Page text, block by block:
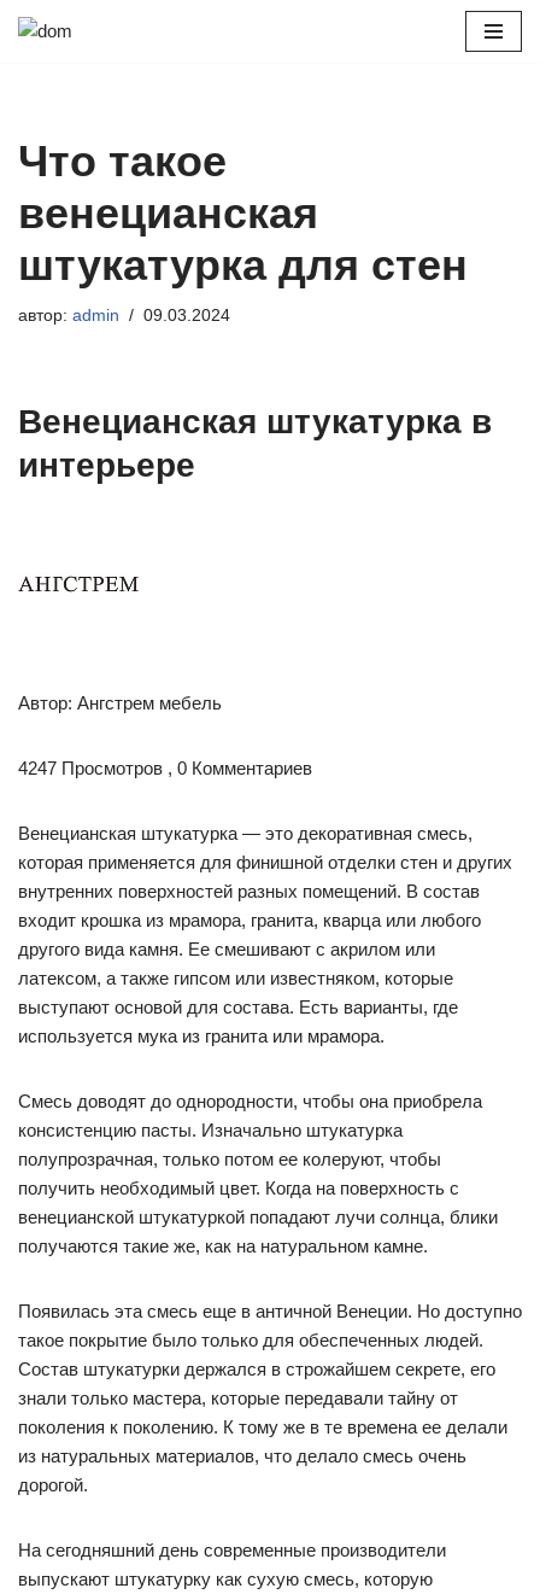
Что такое
венецианская
штукатурка для стен
автор: admin 09.03.2024
Венецианская штукатурка в
интерьере
Автор: Ангстрем мебель
4247 Просмотров , 0 Комментариев
Венецианская штукатурка — это декоративная смесь,
которая применяется для финишной отделки стен и других
внутренних поверхностей разных помещений. В состав
входит крошка из мрамора, гранита, кварца или любого
другого вида камня. Ее смешивают с акрилом или
латексом, а также гипсом или известняком, которые
выступают основой для состава. Есть варианты, где
используется мука из гранита или мрамора.
Смесь доводят до однородности, чтобы она приобрела
консистенцию пасты. Изначально штукатурка
полупрозрачная, только потом ее колеруют, чтобы
получить необходимый цвет. Когда на поверхность с
венецианской штукатуркой попадают лучи солнца, блики
получаются такие же, как на натуральном камне.
Появилась эта смесь еще в античной Венеции. Но доступно
такое покрытие было только для обеспеченных людей.
Состав штукатурки держался в строжайшем секрете, его
знали только мастера, которые передавали тайну от
поколения к поколению. К тому же в те времена ее делали
из натуральных материалов, что делало смесь очень
дорогой.
На сегодняшний день современные производители
выпускают штукатурку как сухую смесь, которую